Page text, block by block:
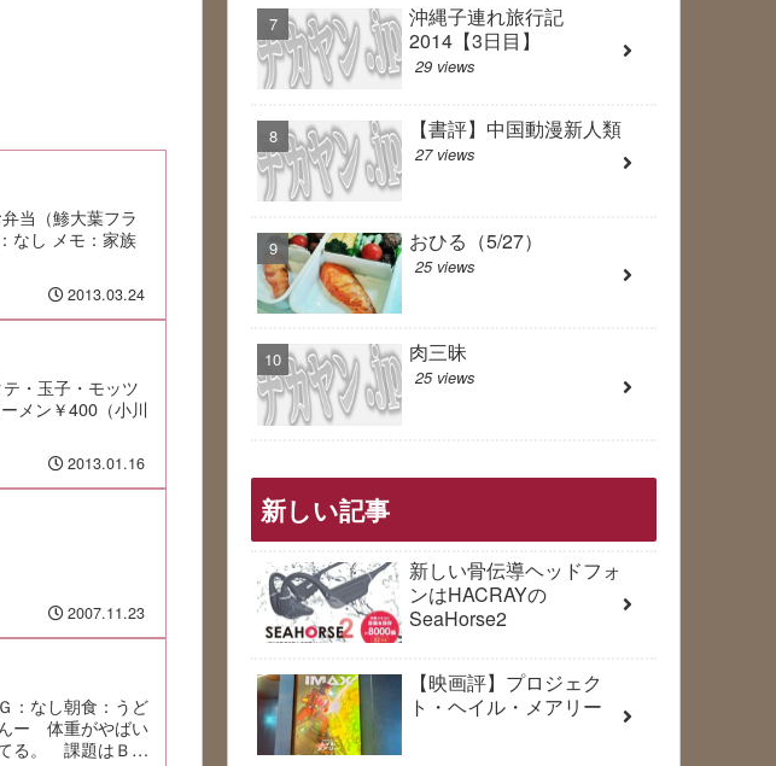
当（鯵大葉フラ
なし メモ：家族
2013.03.24
・玉子・モッツ
メン￥400（小川
2013.01.16
2007.11.23
：なし朝食：うど
ー 体重がやばい
る。 課題はＢ２
沖縄子連れ旅行記
2014【3日目】
29 views
【書評】中国動漫新人類
27 views
おひる（5/27）
25 views
肉三昧
25 views
新しい記事
新しい骨伝導ヘッドフォ
ンはHACRAYの
SeaHorse2
【映画評】プロジェク
ト・ヘイル・メアリー